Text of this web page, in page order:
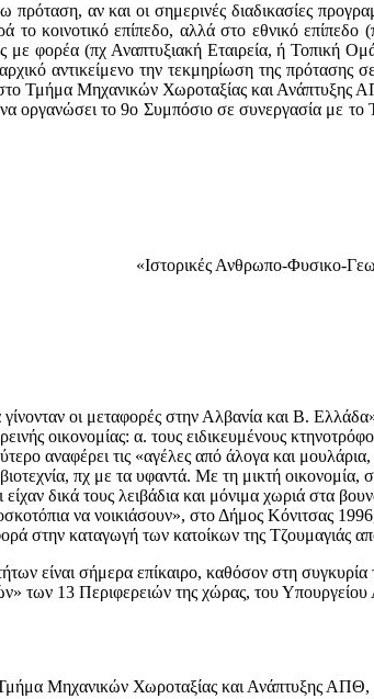
αν και οι σημερινές διαδικασίες
το κοινοτικό επίπεδο, αλλά στο εθνικό
φορέα (πχ Αναπτυξιακή Εταιρεία, ή Τοπική
αντικείμενο την τεκμηρίωση της πρότασης
Τμήμα Μηχανικών Χωροταξίας και Ανάπτυξης
οργανώσει το 9ο Συμπόσιο σε συνεργασία με
«Ιστορικές Ανθρωπο-Φυσικο-
οι μεταφορές στην Αλβανία και Β.
οικονομίας: α. τους ειδικευμένους
αναφέρει τις «αγέλες από άλογα και
πχ με τα υφαντά. Με τη μικτή
δικά τους λειβάδια και μόνιμα χωριά στα
να νοικιάσουν», στο Δήμος Κόνιτσας
στην καταγωγή των κατοίκων της Τζουμαγιάς
είναι σήμερα επίκαιρο, καθόσον στη
των 13 Περιφερειών της χώρας, του
Μηχανικών Χωροταξίας και Ανάπτυξης